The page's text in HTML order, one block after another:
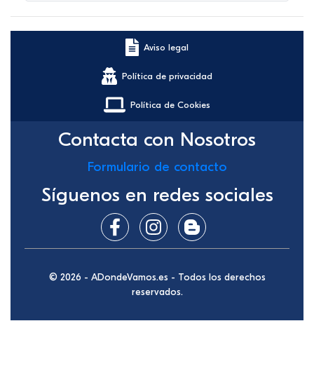
Aviso legal
Política de privacidad
Política de Cookies
Contacta con Nosotros
Formulario de contacto
Síguenos en redes sociales
© 2026 - ADondeVamos.es - Todos los derechos
reservados.